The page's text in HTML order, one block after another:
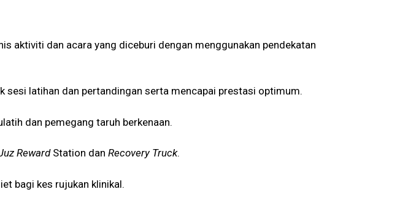
aktiviti dan acara yang diceburi dengan menggunakan pendekatan
sesi latihan dan pertandingan serta mencapai prestasi optimum.
dan pemegang taruh berkenaan.
RewardStation dan Recovery Truck.
bagi kes rujukan klinikal.